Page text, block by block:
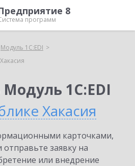
8
программ
Модуль 1C:EDI
1C:EDI
Хакасия
карточками,
заявку на
или внедрение